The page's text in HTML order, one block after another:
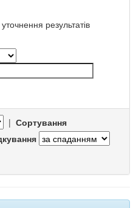
результатів
| Сортування